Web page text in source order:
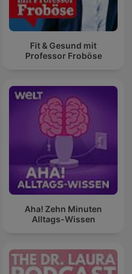
Fit & Gesund mit
Professor Froböse
Aha! Zehn Minuten
Alltags-Wissen